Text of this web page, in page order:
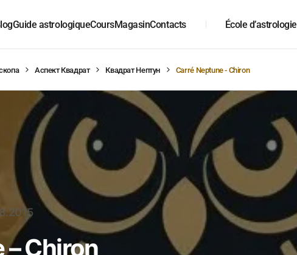
Guide astrologiqueCoursMagasinContacts École d’astrologie
Аспект Квадрат Квадрат Нептун Carré Neptune - Chiron
– Chiron